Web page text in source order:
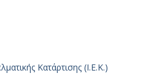
Κατάρτισης (Ι.Ε.Κ.)